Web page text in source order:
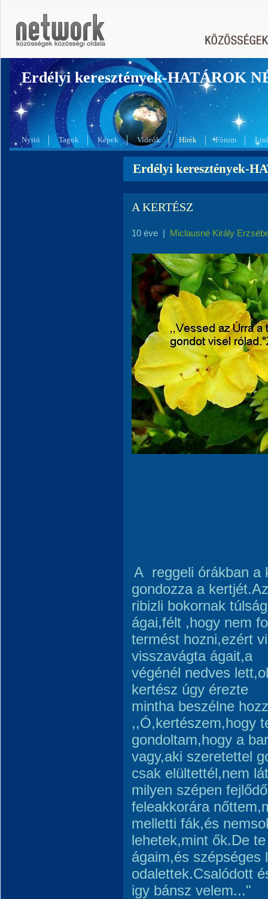
Erdélyi keresztények-HATÁROK
Nyitó Tagok Képek Videók Hírek Fórum
Erdélyi keresztények-
A KERTÉSZ
10 éve | Miclausné Király
A reggeli órákban a
gondozza a
ribizli bokornak
ágai,félt ,hogy nem
termést hozni,ezért
visszavágta ágait,a
végénél nedves
kertész úgy érezte
mintha beszélne
,,Ó,kertészem,hogy
gondoltam,hogy a
vagy,aki szeretettel
csak elültettél,nem
milyen szépen
feleakkorára
melletti fák,és
lehetek,mint ők.De
ágaim,és szépséges
odalettek.Csalódott
igy bánsz velem..."